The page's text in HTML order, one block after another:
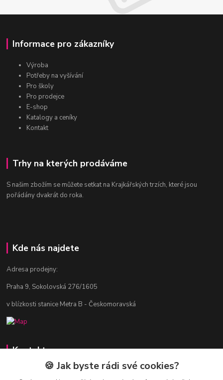
Informace pro zákazníky
Výroba
Potřeby na vyšívání
Pro školy
Pro prodejce
E-shop
Katalogy a ceníky
Kontakt
Trhy na kterých prodáváme
S našim zbožím se můžete setkat na Krajkářských trzích, které jsou
pořádány dvakrát do roka.
Kde nás najdete
Adresa prodejny:
Praha 9, Sokolovská 276/1605
v blízkosti stanice Metra B - Českomoravská
Kontakty
Jitka Vlasáková
🍪 Jak byste rádi své cookies?